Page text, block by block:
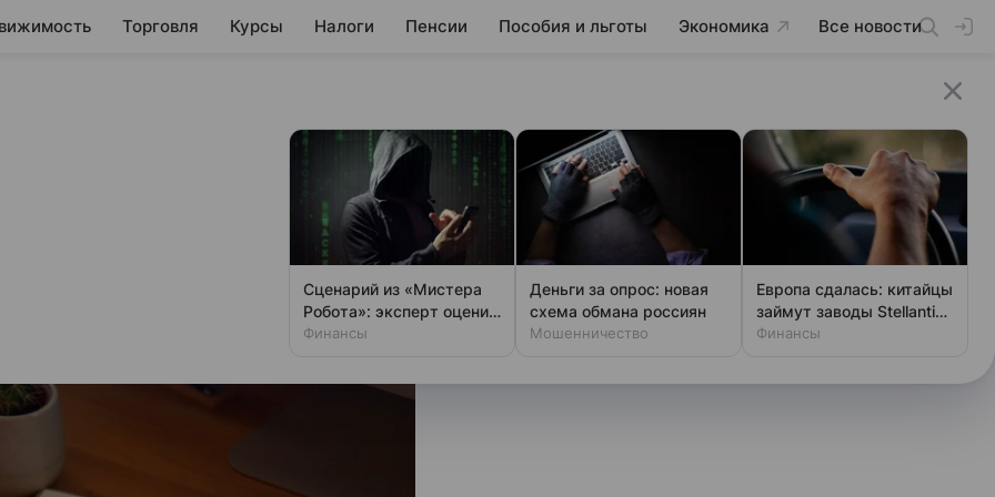
Торговля Курсы Налоги Пенсии Пособия и льготы Экономика Все новости
рост спроса на
Сценарий из «Мистера
Робота»: эксперт оценил
шансы хакеров
Финансы
Деньги за опрос: новая
схема обмана россиян
Мошенничество
Европа сдалась: китайцы
займут заводы Stellantis
и Ford
Финансы